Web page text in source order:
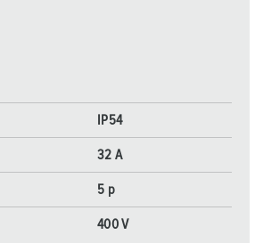
IP54
32 A
5 p
400 V